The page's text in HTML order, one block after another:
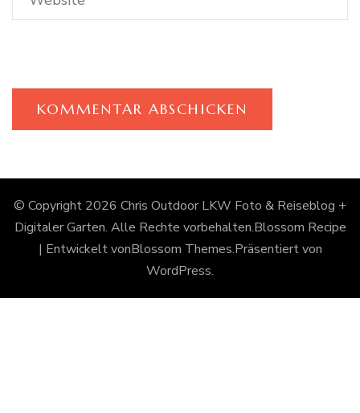
© Copyright 2026 Chris Outdoor LKW Foto & Reiseblog +
Digitaler Garten. Alle Rechte vorbehalten.Blossom Recipe
| Entwickelt vonBlossom Themes.Präsentiert von
WordPress.